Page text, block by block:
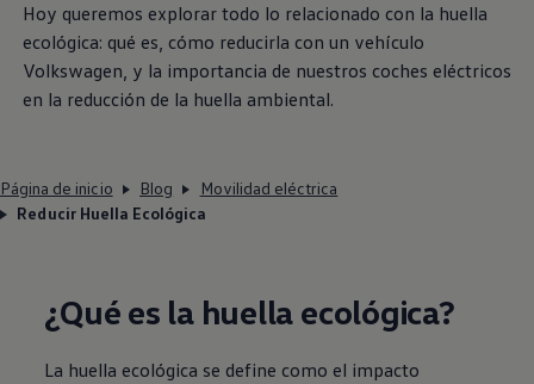
Hoy queremos explorar todo lo relacionado con la huella
ecológica: qué es, cómo reducirla con un vehículo
Volkswagen, y la importancia de nuestros coches eléctricos
en la reducción de la huella ambiental.
Página de inicio Blog
Movilidad eléctrica
Reducir Huella Ecológica
¿Qué es la huella ecológica?
La huella ecológica se define como el impacto